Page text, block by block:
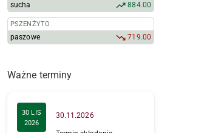
sucha 884.00
PSZENŻYTO
paszowe 719.00
Ważne terminy
30 LIS
2026
30.11.2026